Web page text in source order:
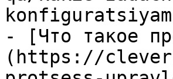
- [Что такое
(https://